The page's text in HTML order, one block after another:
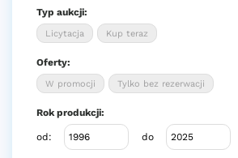
Typ aukcji:
Licytacja Kup teraz
Oferty:
W promocji Tylko bez rezerwacji
Rok produkcji:
od: do